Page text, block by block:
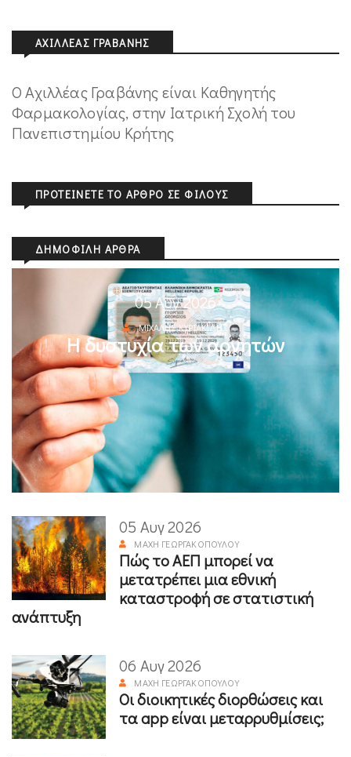
ΑΧΙΛΛΈΑΣ ΓΡΑΒΆΝΗΣ
Ο Αχιλλέας Γραβάνης είναι Καθηγητής
Φαρμακολογίας, στην Ιατρική Σχολή του
Πανεπιστημίου Κρήτης
ΠΡΟΤΕΊΝΕΤΕ ΤΟ ΆΡΘΡΟ ΣΕ ΦΊΛΟΥΣ
ΔΗΜΟΦΙΛΉ ΆΡΘΡΑ
05 Αυγ 2026
ΜΙΧΆΛΗΣ ΚΥΡΙΑΚΊΔΗΣ
Η δυστυχία των αρνητών
05 Αυγ 2026
ΜΆΧΗ ΓΕΩΡΓΑΚΟΠΟΎΛΟΥ
Πώς το ΑΕΠ μπορεί να
μετατρέπει μια εθνική
καταστροφή σε στατιστική
ανάπτυξη
06 Αυγ 2026
ΜΆΧΗ ΓΕΩΡΓΑΚΟΠΟΎΛΟΥ
Οι διοικητικές διορθώσεις και
τα app είναι μεταρρυθμίσεις;